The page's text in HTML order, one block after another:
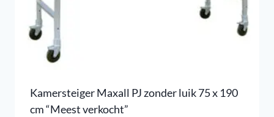
Kamersteiger Maxall PJ zonder luik 75 x 190
cm “Meest verkocht”